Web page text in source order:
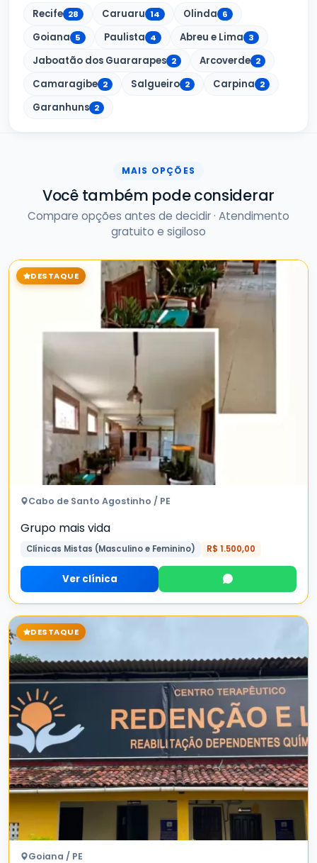
Recife 28 Caruaru 14 Olinda 6
Goiana 5 Paulista 4 Abreu e Lima 3
Jaboatão dos Guararapes 2 Arcoverde 2
Camaragibe 2 Salgueiro 2 Carpina 2
Garanhuns 2
MAIS OPÇÕES
Você também pode considerar
Compare opções antes de decidir · Atendimento
gratuito e sigiloso
DESTAQUE
Cabo de Santo Agostinho / PE
Grupo mais vida
Clínicas Mistas (Masculino e Feminino) R$ 1.500,00
Ver clínica
DESTAQUE
Goiana / PE